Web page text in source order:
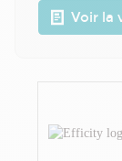
Voir la